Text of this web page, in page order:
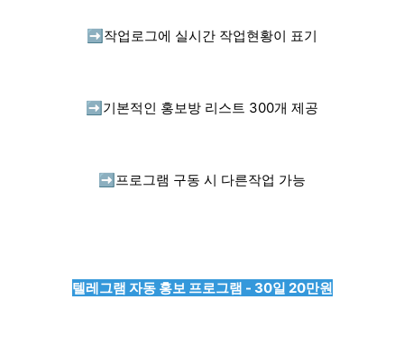
➡️ 작업로그에 실시간 작업현황이 표기
➡️ 기본적인 홍보방 리스트 300개 제공
➡️ 프로그램 구동 시 다른작업 가능
텔레그램 자동 홍보 프로그램 - 30일 20만원